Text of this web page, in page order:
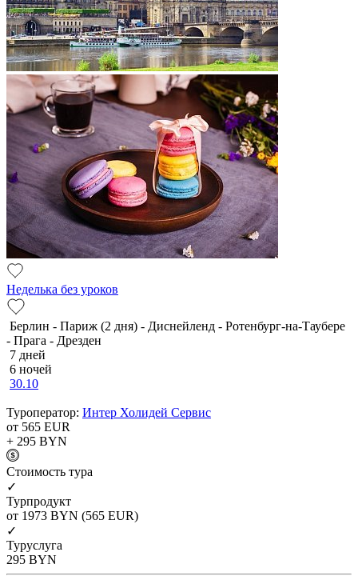
Неделька без уроков
Берлин - Париж (2 дня) - Диснейленд - Ротенбург-на-Таубере
- Прага - Дрезден
7 дней
6 ночей
30.10
Туроператор: Интер Холидей Сервис
от 565 EUR
+ 295 BYN
Cтоимость тура
✓
Турпродукт
от 1973 BYN (565 EUR)
✓
Туруслуга
295 BYN